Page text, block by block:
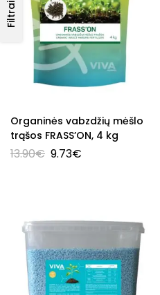
Filtrai
Organinės vabzdžių mėšlo
trąšos FRASS’ON, 4 kg
13.90€ 9.73€